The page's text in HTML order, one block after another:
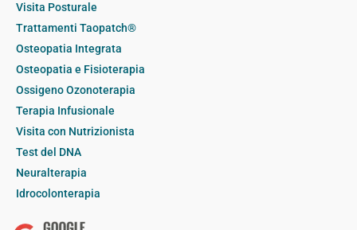
Visita Posturale
Trattamenti Taopatch®
Osteopatia Integrata
Osteopatia e Fisioterapia
Ossigeno Ozonoterapia
Terapia Infusionale
Visita con Nutrizionista
Test del DNA
Neuralterapia
Idrocolonterapia